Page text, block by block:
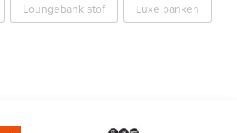
Loungebank stof Luxe banken